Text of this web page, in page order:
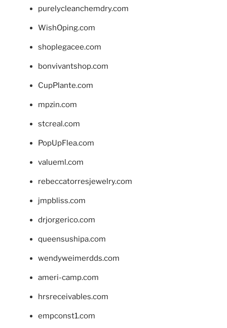
purelycleanchemdry.com
WishOping.com
shoplegacee.com
bonvivantshop.com
CupPlante.com
mpzin.com
stcreal.com
PopUpFlea.com
valueml.com
rebeccatorresjewelry.com
jmpbliss.com
drjorgerico.com
queensushipa.com
wendyweimerdds.com
ameri-camp.com
hrsreceivables.com
empconst1.com